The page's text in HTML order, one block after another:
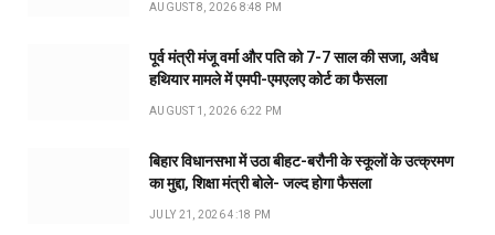
AUGUST 8, 2026 8:48 PM
पूर्व मंत्री मंजू वर्मा और पति को 7-7 साल की सजा, अवैध
हथियार मामले में एमपी-एमएलए कोर्ट का फैसला
AUGUST 1, 2026 6:22 PM
बिहार विधानसभा में उठा बीहट-बरौनी के स्कूलों के उत्क्रमण
का मुद्दा, शिक्षा मंत्री बोले- जल्द होगा फैसला
JULY 21, 2026 4:18 PM